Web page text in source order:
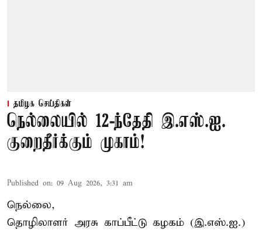
தமிழக செய்திகள்
நெல்லையில் 12-ந்தேதி இ.எஸ்.ஐ.
குறைதீர்க்கும் முகாம்!
Published on: 09 Aug 2026, 3:31 am
நெல்லை,
தொழிலாளர் அரசு காப்பீட்டு கழகம் (இ.எஸ்.ஐ.)